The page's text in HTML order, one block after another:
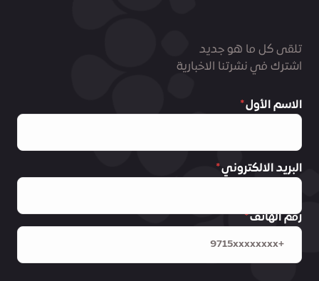
تلقى كل ما هو جديد
اشترك في نشرتنا الاخبارية
الاسم الأول
البريد الالكتروني
رقم الهاتف